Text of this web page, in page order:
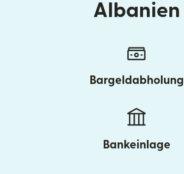
Albanien
Bargeldabholung
Bankeinlage